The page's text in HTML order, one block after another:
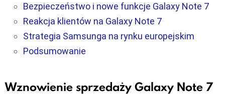
Bezpieczeństwo i nowe funkcje Galaxy Note 7
Reakcja klientów na Galaxy Note 7
Strategia Samsunga na rynku europejskim
Podsumowanie
Wznowienie sprzedaży Galaxy Note 7